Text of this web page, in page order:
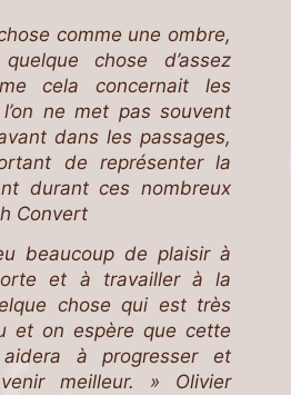
comme une ombre,
chose d’assez
cela concernait les
ne met pas souvent
dans les passages,
de représenter la
durant ces nombreux
Convert
beaucoup de plaisir à
et à travailler à la
chose qui est très
et on espère que cette
à progresser et
meilleur. » Olivier